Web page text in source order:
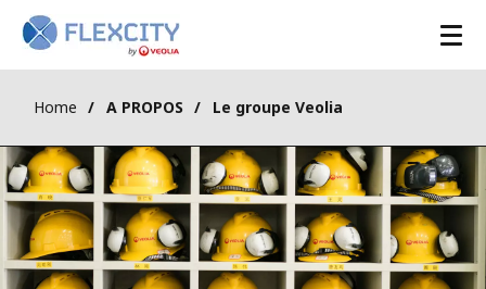
Home A PROPOS Le groupe Veolia